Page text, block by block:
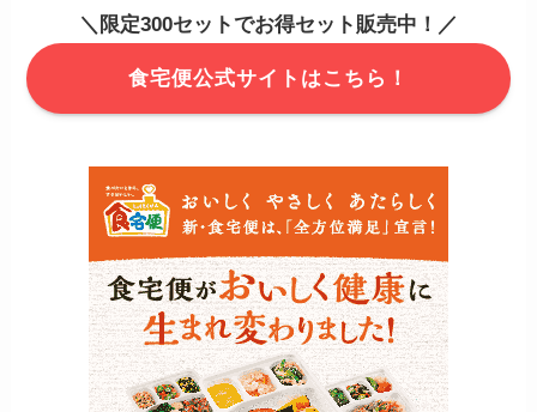
＼限定300セットでお得セット販売中！／
食宅便公式サイトはこちら！